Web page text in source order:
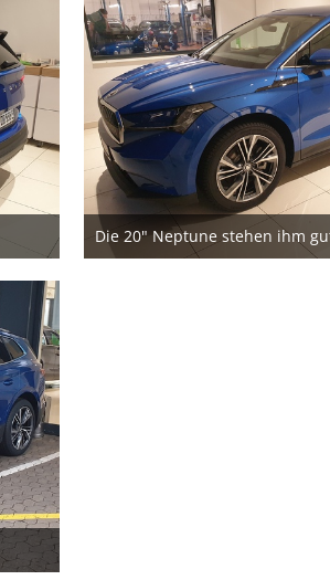
Die 20" Neptune stehen ihm
24. August 2025